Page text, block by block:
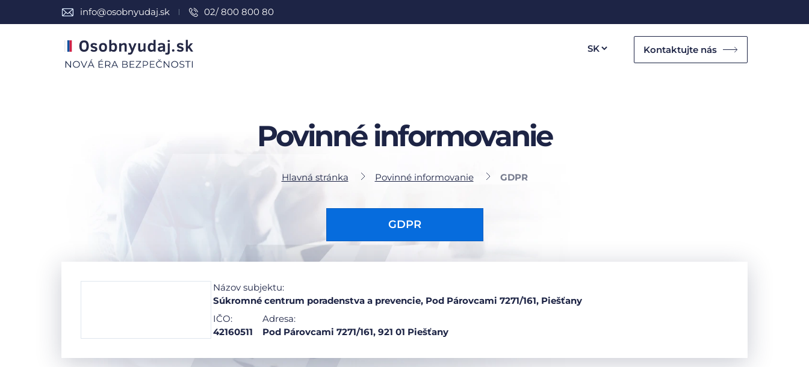
info@osobnyudaj.sk 02/ 800 800 80
Kontaktujte nás
Povinné informovanie
Hlavná stránka Povinné informovanie GDPR
GDPR
Názov subjektu:
Súkromné centrum poradenstva a prevencie, Pod Párovcami 7271/161, Piešťany
IČO:
42160511
Adresa:
Pod Párovcami 7271/161, 921 01 Piešťany